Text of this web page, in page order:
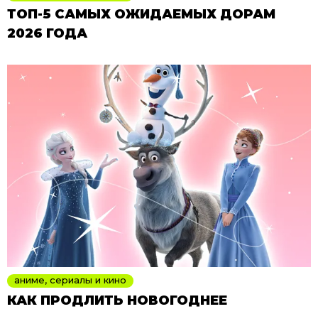
ТОП-5 САМЫХ ОЖИДАЕМЫХ ДОРАМ
2026 ГОДА
аниме, сериалы и кино
КАК ПРОДЛИТЬ НОВОГОДНЕЕ